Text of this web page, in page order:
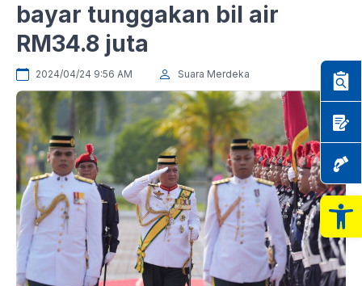
bayar tunggakan bil air
RM34.8 juta
2024/04/24 9:56 AM Suara Merdeka